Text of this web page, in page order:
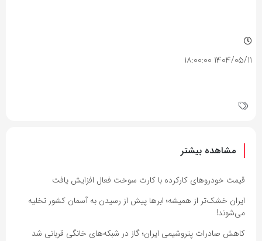
۱۴۰۴/۰۵/۱۱ ۱۸:۰۰:۰۰
مشاهده بیشتر
قیمت خودروهای کارکرده با کارت سوخت فعال افزایش یافت
ایران خشک‌تر از همیشه؛ ابرها پیش از رسیدن به آسمان کشور تخلیه
می‌شوند!
کاهش صادرات پتروشیمی ایران؛ گاز در شبکه‌های خانگی قربانی شد